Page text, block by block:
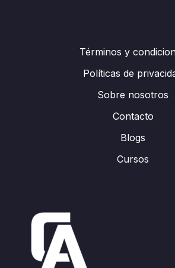
Términos y
Políticas de
Sobre nosotros
Contacto
Blogs
Cursos